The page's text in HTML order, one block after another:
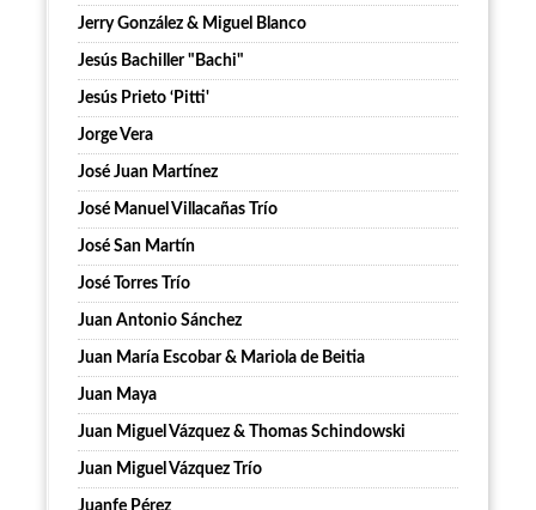
Jerry González & Miguel Blanco
Jesús Bachiller "Bachi"
Jesús Prieto ‘Pitti'
Jorge Vera
José Juan Martínez
José Manuel Villacañas Trío
José San Martín
José Torres Trío
Juan Antonio Sánchez
Juan María Escobar & Mariola de Beitia
Juan Maya
Juan Miguel Vázquez & Thomas Schindowski
Juan Miguel Vázquez Trío
Juanfe Pérez